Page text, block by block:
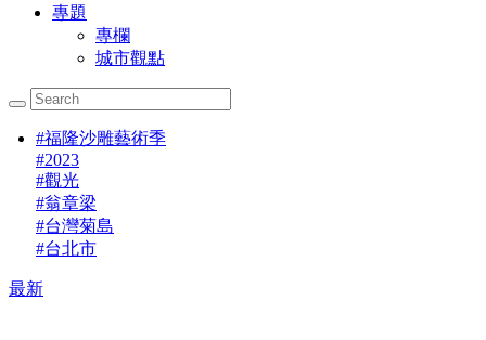
專題
專欄
城市觀點
#福隆沙雕藝術季
#2023
#觀光
#翁章梁
#台灣菊島
#台北市
最新